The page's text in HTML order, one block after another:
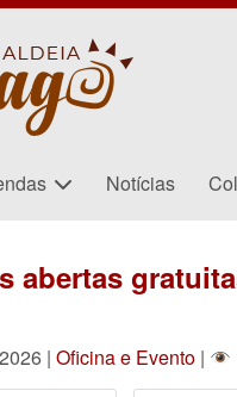
Notícias
abertas
| Oficina e Evento |